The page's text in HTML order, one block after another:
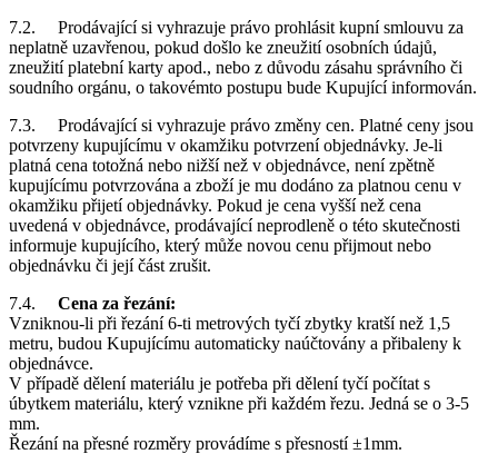
7.2. Prodávající si vyhrazuje právo prohlásit kupní smlouvu za
neplatně uzavřenou, pokud došlo ke zneužití osobních údajů,
zneužití platební karty apod., nebo z důvodu zásahu správního či
soudního orgánu, o takovémto postupu bude Kupující informován.
7.3. Prodávající si vyhrazuje právo změny cen. Platné ceny jsou
potvrzeny kupujícímu v okamžiku potvrzení objednávky. Je-li
platná cena totožná nebo nižší než v objednávce, není zpětně
kupujícímu potvrzována a zboží je mu dodáno za platnou cenu v
okamžiku přijetí objednávky. Pokud je cena vyšší než cena
uvedená v objednávce, prodávající neprodleně o této skutečnosti
informuje kupujícího, který může novou cenu přijmout nebo
objednávku či její část zrušit.
7.4. Cena za řezání:
Vzniknou-li při řezání 6-ti metrových tyčí zbytky kratší než 1,5
metru, budou Kupujícímu automaticky naúčtovány a přibaleny k
objednávce.
V případě dělení materiálu je potřeba při dělení tyčí počítat s
úbytkem materiálu, který vznikne při každém řezu. Jedná se o 3-5
mm.
Řezání na přesné rozměry provádíme s přesností ±1mm.